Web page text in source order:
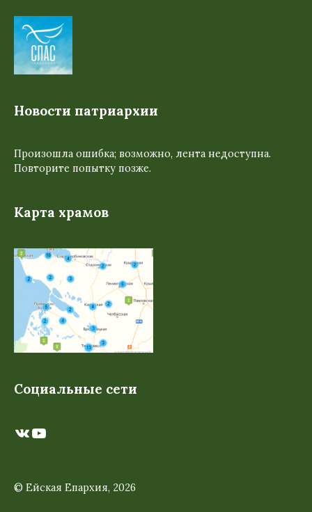
Новости патриархии
Произошла ошибка; возможно, лента недоступна.
Повторите попытку позже.
Карта храмов
Социальные сети
ВКонтакте
YouTube
© Ейская Епархия, 2026